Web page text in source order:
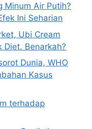
Minum Air Putih?
Ini Seharian
Ubi Cream
Diet. Benarkah?
Dunia, WHO
Kasus
terhadap